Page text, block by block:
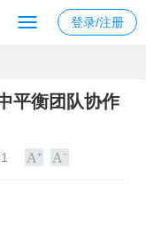
登录/注册
平衡团队协作